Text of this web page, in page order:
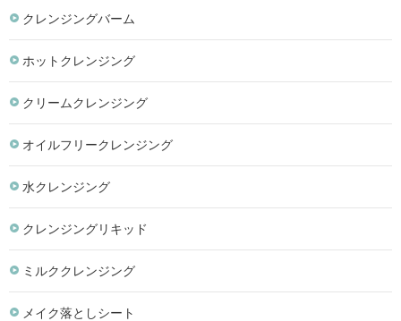
クレンジングバーム
ホットクレンジング
クリームクレンジング
オイルフリークレンジング
水クレンジング
クレンジングリキッド
ミルククレンジング
メイク落としシート